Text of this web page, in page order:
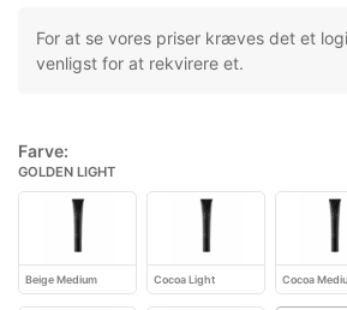
For at se vores priser kræves det et
venligst for at rekvirere et.
Farve:
GOLDEN LIGHT
Beige Medium Cocoa Light Cocoa